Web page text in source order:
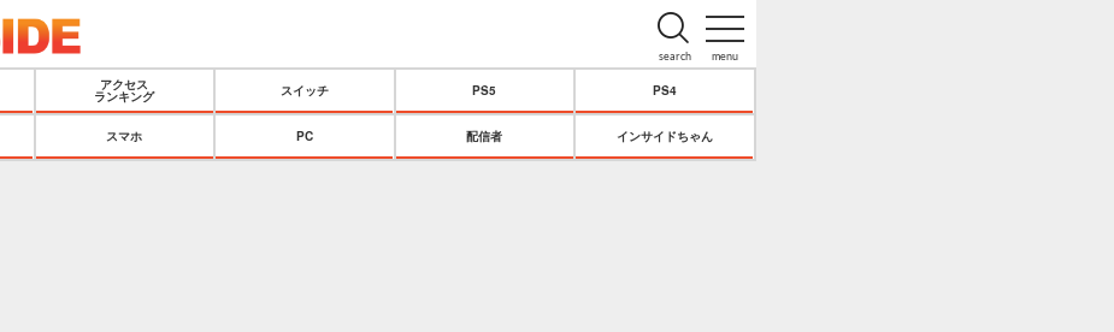
menu
search
アクセス
ランキング
スイッチ PS5 PS4
スマホ PC 配信者 インサイドちゃん